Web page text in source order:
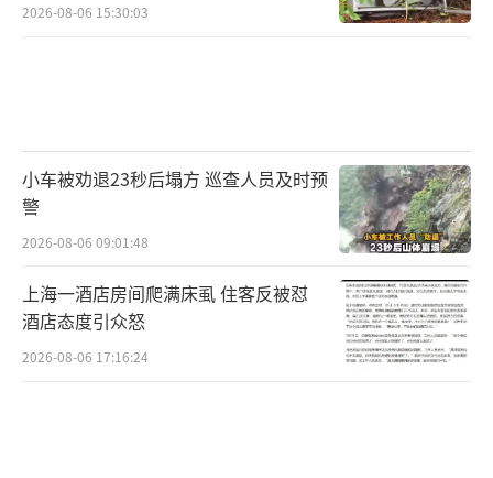
2026-08-06 15:30:03
小车被劝退23秒后塌方 巡查人员及时预
警
2026-08-06 09:01:48
上海一酒店房间爬满床虱 住客反被怼
酒店态度引众怒
2026-08-06 17:16:24